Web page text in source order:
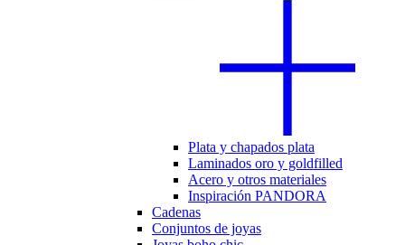
Plata y chapados plata
Laminados oro y goldfilled
Acero y otros materiales
Inspiración PANDORA
Cadenas
Conjuntos de joyas